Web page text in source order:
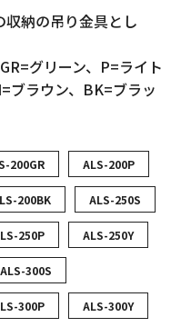
納の吊り金具とし
グリーン、P=ライト
ブラウン、BK=ブラッ
200GR ALS-200P
200BK ALS-250S
250P ALS-250Y
ALS-300S
300P ALS-300Y